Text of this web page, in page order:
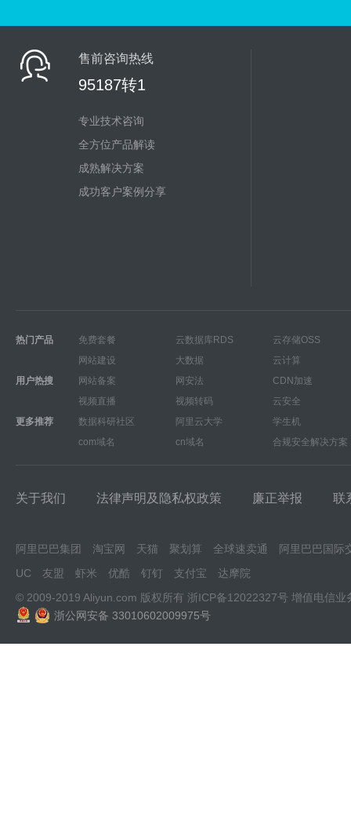
售前咨询热线
95187转1
专业技术咨询
全方位产品解读
成熟解决方案
成功客户案例分享
热门产品 免费套餐 云数据库RDS
云存储OSS
网站建设
大数据
云计算
用户热搜
网站备案 网安法
CDN加速
视频直播
视频转码
云安全
更多推荐
数据科研社区 阿里云大学
学生机
com域名
cn域名 合规安全解决方案
关于我们 法律声明及隐私权政策 廉正举报 联
阿里巴巴集团 淘宝网 天猫 聚划算 全球速卖通
阿里巴巴国际
UC
友盟 虾米 优酷 钉钉 支付宝
达摩院
© 2009-2019 Aliyun.com 版权所有 浙ICP备12022327号 增值电信业
浙公网安备 33010602009975号